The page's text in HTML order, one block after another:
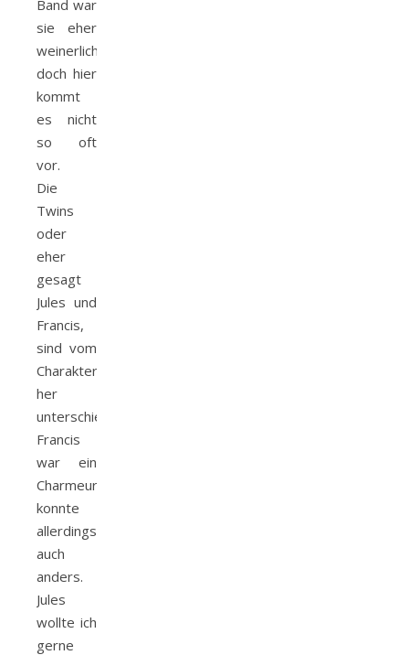
Band war
sie eher
weinerlich,
doch hier
kommt
es nicht
so oft
vor.
Die
Twins
oder
eher
gesagt
Jules und
Francis,
sind vom
Charakter
her
unterschiedlich.
Francis
war ein
Charmeur,
konnte
allerdings
auch
anders.
Jules
wollte ich
gerne